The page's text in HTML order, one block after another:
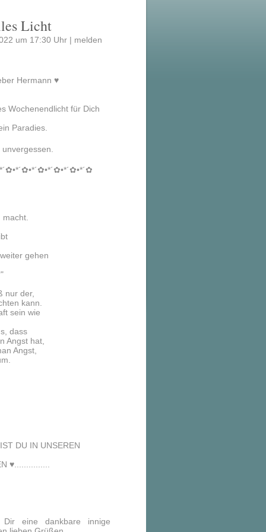
Licht
um 17:30 Uhr | melden
Hermann ♥
Wochenendlicht für Dich
Paradies.
gehen
nur der,
kann.
sein wie
dass
Angst hat,
Angst,
DU IN UNSEREN
♥...............
eine dankbare innige